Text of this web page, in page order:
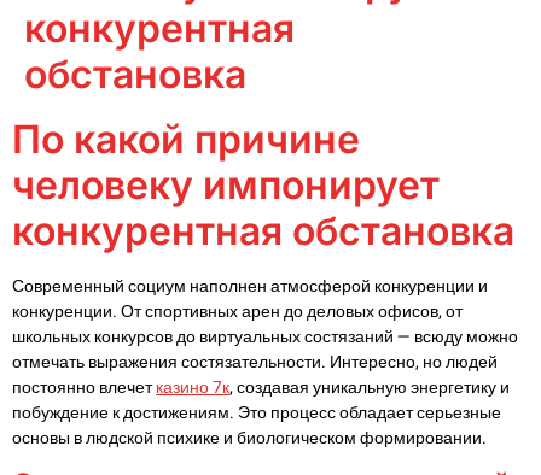
конкурентная
обстановка
По какой причине
человеку импонирует
конкурентная обстановка
Современный социум наполнен атмосферой конкуренции и
конкуренции. От спортивных арен до деловых офисов, от
школьных конкурсов до виртуальных состязаний — всюду можно
отмечать выражения состязательности. Интересно, но людей
постоянно влечетказино 7к, создавая уникальную энергетику и
побуждение к достижениям. Это процесс обладает серьезные
основы в людской психике и биологическом формировании.